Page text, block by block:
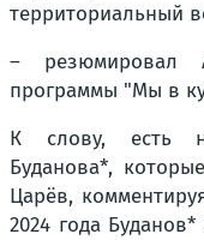
территориальный
– резюмировал
программы "Мы в
К слову, есть
Буданова*,
Царёв,
2024 года